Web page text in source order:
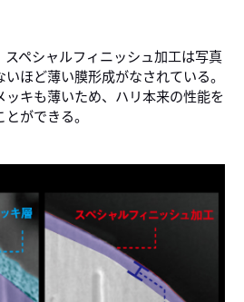
ペシャルフィニッシュ加工は写真
ほど薄い膜形成がなされている。
ッキも薄いため、ハリ本来の性能を
ができる。